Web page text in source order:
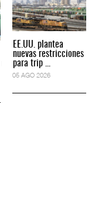
EE.UU. plantea
nuevas restricciones
para trip ...
05 AGO 2026